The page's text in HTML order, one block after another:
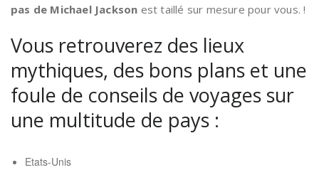
pas de Michael Jackson est taillé sur mesure pour vous. !
Vous retrouverez des lieux
mythiques, des bons plans et une
foule de conseils de voyages sur
une multitude de pays :
Etats-Unis